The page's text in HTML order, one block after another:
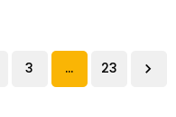
3 … 23 